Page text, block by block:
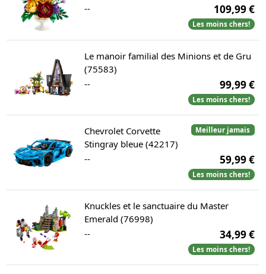
--
109,99 €
Les moins chers!
Le manoir familial des Minions et de Gru
(75583)
--
99,99 €
Les moins chers!
Meilleur jamais
Chevrolet Corvette
Stingray bleue (42217)
--
59,99 €
Les moins chers!
Knuckles et le sanctuaire du Master
Emerald (76998)
--
34,99 €
Les moins chers!